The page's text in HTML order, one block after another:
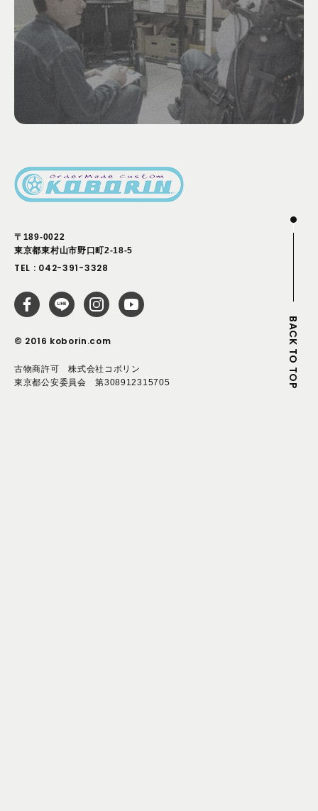
〒189-0022
東京都東村山市野口町2-18-5
TEL : 042-391-3328
© 2016 koborin.com
古物商許可 株式会社コボリン
東京都公安委員会 第308912315705
BACK TO TOP